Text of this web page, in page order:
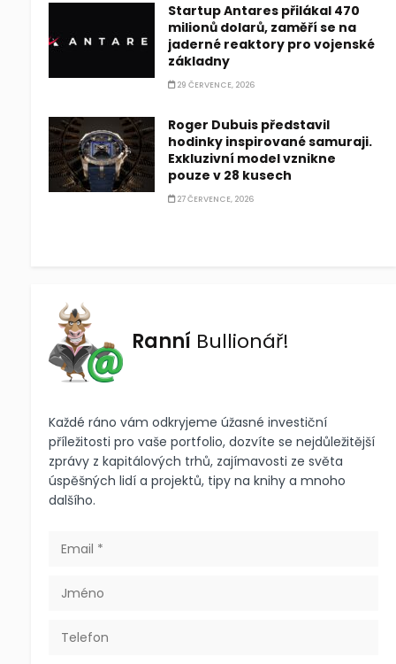
Startup Antares přilákal 470
milionů dolarů, zaměří se na
jaderné reaktory pro vojenské
základny
29 ČERVENCE, 2026
Roger Dubuis představil
hodinky inspirované samuraji.
Exkluzivní model vznikne
pouze v 28 kusech
27 ČERVENCE, 2026
Ranní Bullionář!
Každé ráno vám odkryjeme úžasné investiční
příležitosti pro vaše portfolio, dozvíte se nejdůležitější
zprávy z kapitálových trhů, zajímavosti ze světa
úspěšných lidí a projektů, tipy na knihy a mnoho
dalšího.